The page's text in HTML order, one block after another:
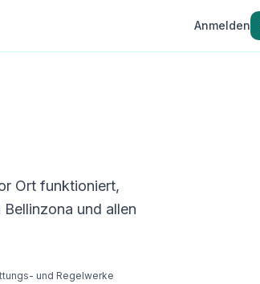
Anmelden
Ort funktioniert,
und allen
und Regelwerke